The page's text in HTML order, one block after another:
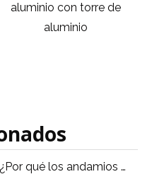
baratos andamios de
marco de metal para la
¿Por qué los andamios de aluminio son multifuncionales?